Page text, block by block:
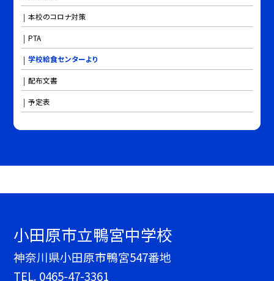
本校のコロナ対策
PTA
学校給食センターより
配布文書
予定表
小田原市立鴨宮中学校
神奈川県小田原市鴨宮547番地
TEL. 0465-47-3361